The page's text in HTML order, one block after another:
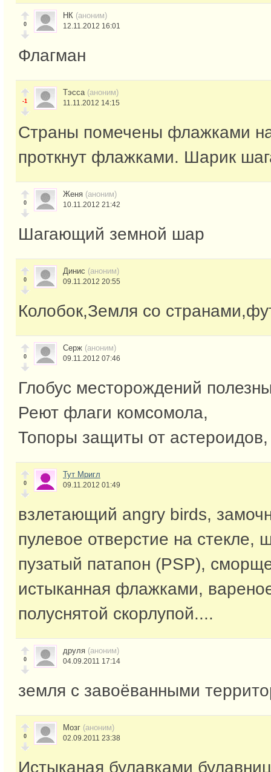
0
НК (аноним)
12.11.2012 16:01
Флагман
-1
Тэсса (аноним)
11.11.2012 14:15
Страны помечены флажками
проткнут флажками. Шарик
0
Женя (аноним)
10.11.2012 21:42
Шагающий земной шар
0
Динис (аноним)
09.11.2012 20:55
Колобок,Земля со
0
Серж (аноним)
09.11.2012 07:46
Глобус месторождений
Реют флаги комсомола,
Топоры защиты от астероидов,
0
Тут Мригл
09.11.2012 01:49
взлетающий angry birds,
пулевое отверстие на стекле,
пузатый патапон (PSP),
истыканная флажками,
полуснятой скорлупой....
0
друля (аноним)
04.09.2011 17:14
земля с завоёванными
0
Мозг (аноним)
02.09.2011 23:38
Истыканая булавками